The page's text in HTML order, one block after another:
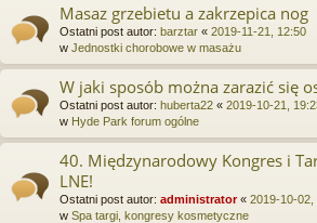
Masaz grzebietu a zakrzepica nog
Ostatni post autor: barztar « 2019-11-21, 12:50
w Jednostki chorobowe w masażu
W jaki sposób można zarazić się
Ostatni post autor: huberta22 « 2019-10-21,
w Hyde Park forum ogólne
40. Międzynarodowy Kongres i
LNE!
Ostatni post autor: administrator« 2019-10-02,
w Spa targi, kongresy kosmetyczne